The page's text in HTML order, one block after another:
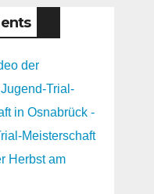
der
Trial-
in Osnabrück -
Meisterschaft
Herbst am